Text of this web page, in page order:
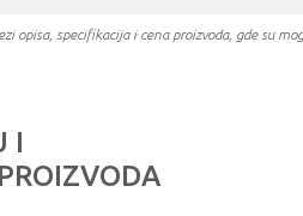
opisa, specifikacija i cena proizvoda, gde su
I